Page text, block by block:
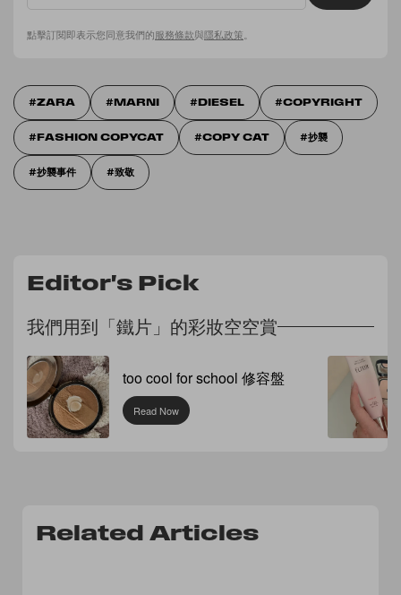
點擊訂閱即表示您同意我們的服務條款與隱私政策
ZARA MARNI DIESEL COPYRIGHT
FASHION COPYCAT COPY CAT 抄襲
抄襲事件 致敬
Editor's Pick
我們用到「鐵片」的彩妝空空賞
too cool for school 修容盤
Read Now
Related Articles